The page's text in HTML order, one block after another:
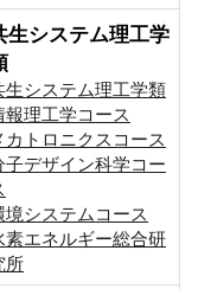
生システム理工学
生システム理工学類
報理工学コース
カトロニクスコース
子デザイン科学コー
境システムコース
素エネルギー総合研
所